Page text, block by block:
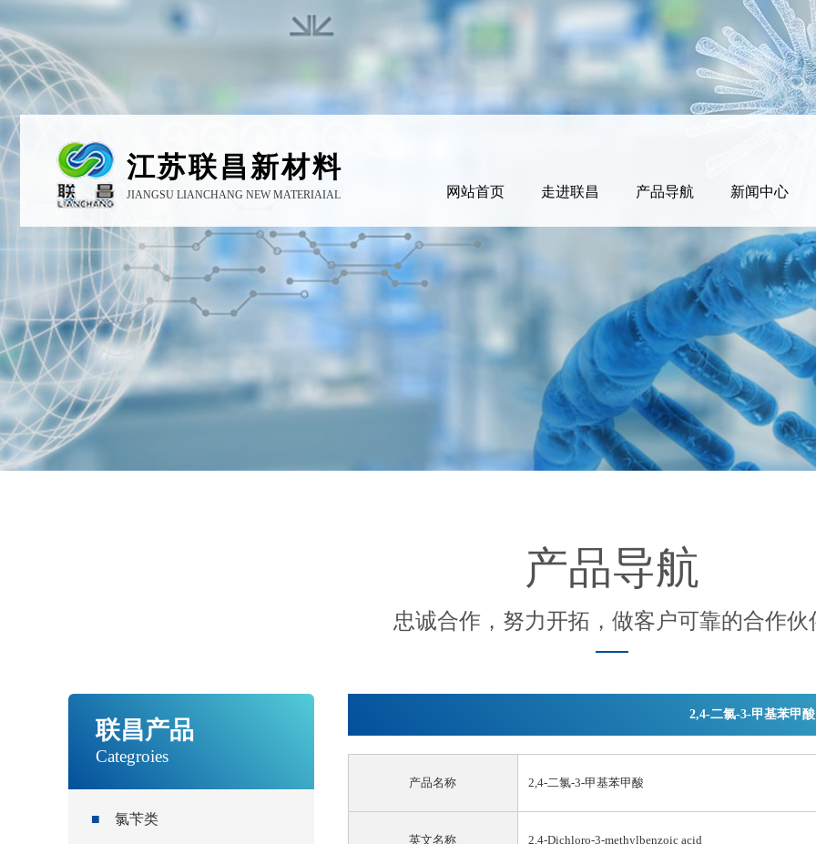
江苏联昌新材料
JIANGSU LIANCHANG NEW MATERIAIAL 网站首页 走进联昌 产品导航 新闻中心
产品导航
忠诚合作，努力开拓，做客户可靠的合作伙
联昌产品
Categroies
■ 氯苄类
2,4-二氯-3-甲基苯甲酸
产品名称 2,4-二氯-3-甲基苯甲酸
英文名称 2,4-Dichloro-3-methylbenzoic acid